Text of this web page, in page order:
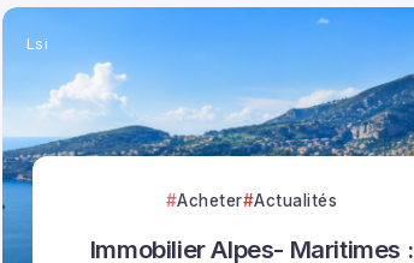
Lsi
Acheter Actualités
Immobilier Alpes- Maritimes :